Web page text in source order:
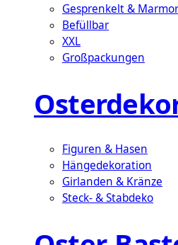
Gesprenkelt &
Befüllbar
XXL
Großpackungen
Figuren & Hasen
Hängedekoration
Girlanden & Kränze
Steck- & Stabdeko